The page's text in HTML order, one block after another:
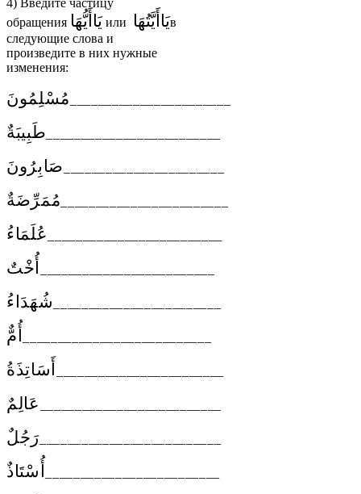
обращения يَاأَيُّهَا или يَاأَيَّتُهَاв
следующие слова и
произведите в них нужные
изменения:
مُسْلِمُونَ
طَبِيبَةٌ
صَابِرُونَ
مُمَرِّضَةٌ
عُلَمَاءُ
أُخْتٌ
شُهَدَاءُ
أُمٌّ
أَسَاتِذَةُ
عَالِمٌ
رَجُلٌ
أُسْتَاذٌ